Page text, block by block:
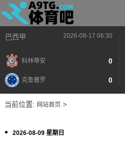
巴西甲 2026-08-17 06:30
科林蒂安 0
克鲁塞罗 0
当前位置: 网站首页>
2026-08-09 星期日